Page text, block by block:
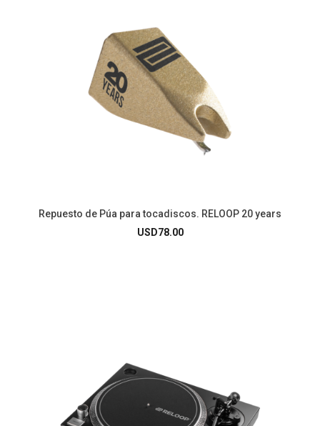
Repuesto de Púa para tocadiscos. RELOOP 20 years
USD78.00